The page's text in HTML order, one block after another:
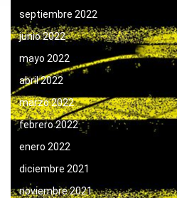
septiembre 2022
junio 2022
mayo 2022
abril 2022
marzo 2022
febrero 2022
enero 2022
diciembre 2021
noviembre 2021